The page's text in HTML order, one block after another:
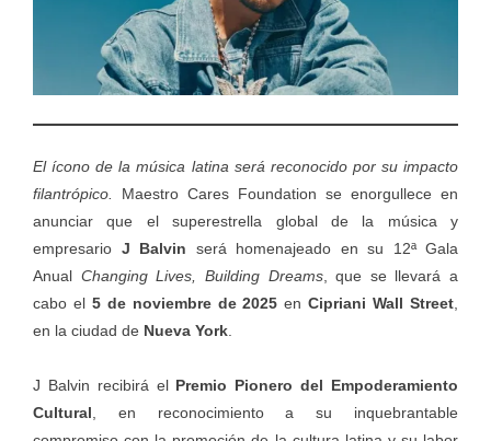
El ícono de la música latina será reconocido por su impacto
filantrópico.
Maestro Cares Foundation se enorgullece en
anunciar que el superestrella global de la música y
empresario J Balvin será homenajeado en su 12ª Gala
Anual Changing Lives, Building Dreams, que se llevará a
cabo el 5 de noviembre de 2025 enCipriani Wall Street,
en la ciudad de Nueva York.
J Balvin recibirá el Premio Pionero del Empoderamiento
Cultural, en reconocimiento a su inquebrantable